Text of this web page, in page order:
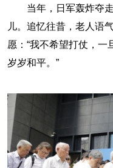
当年，日军轰炸夺
儿。追忆往昔，老人语
愿：“我不希望打仗，
岁岁和平。”